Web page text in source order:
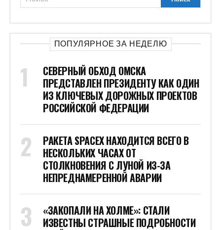
ПОПУЛЯРНОЕ ЗА НЕДЕЛЮ
СЕВЕРНЫЙ ОБХОД ОМСКА
ПРЕДСТАВЛЕН ПРЕЗИДЕНТУ КАК ОДИН
ИЗ КЛЮЧЕВЫХ ДОРОЖНЫХ ПРОЕКТОВ
РОССИЙСКОЙ ФЕДЕРАЦИИ
РАКЕТА SPACEX НАХОДИТСЯ ВСЕГО В
НЕСКОЛЬКИХ ЧАСАХ ОТ
СТОЛКНОВЕНИЯ С ЛУНОЙ ИЗ-ЗА
НЕПРЕДНАМЕРЕННОЙ АВАРИИ
«ЗАКОПАЛИ НА ХОЛМЕ»: СТАЛИ
ИЗВЕСТНЫ СТРАШНЫЕ ПОДРОБНОСТИ